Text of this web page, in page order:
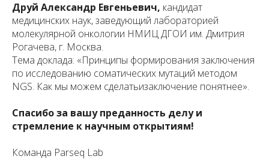
Друй Александр Евгеньевич, кандидат
медицинских наук, заведующий лабораторией
молекулярной онкологии НМИЦ ДГОИ им. Дмитрия
Рогачева, г. Москва.
Тема доклада: «Принципы формирования заключения
по исследованию соматических мутаций методом
NGS. Как мы можем сделатьизаключение понятнее».
Спасибо за вашу преданность делу и
стремление к научным открытиям!
Команда Parseq Lab